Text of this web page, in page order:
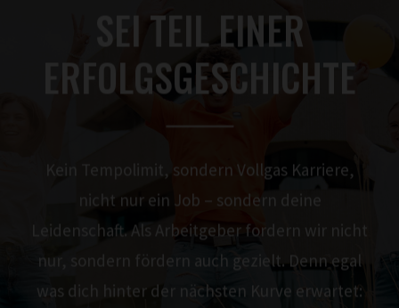
SEI TEIL EINER
ERFOLGS­GESCHICHTE
Kein Tempolimit, sondern Vollgas Karriere,
nicht nur ein Job – sondern deine
Leidenschaft. Als Arbeitgeber fordern wir nicht
nur, sondern fördern auch gezielt. Denn egal
was dich hinter der nächsten Kurve erwartet: